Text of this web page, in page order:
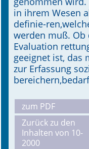
in ihrem Wesen
definie-
werden muß.
Evaluation
geeignet ist, das
zur Erfassung
zum PDF
Zurück zu den
Inhalten von 10-
2000